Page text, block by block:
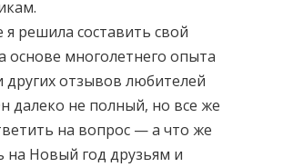
я решила составить свой
основе многолетнего опыта
других отзывов любителей
далеко не полный, но все же
на вопрос — а что же
на Новый год друзьям и